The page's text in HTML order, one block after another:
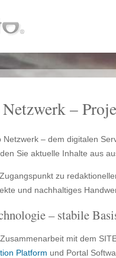
–
Netzwerk – dem digitalen
Sie aktuelle Inhalte aus
zu
und nachhaltiges
– stabile
mit dem
Platform und Portal